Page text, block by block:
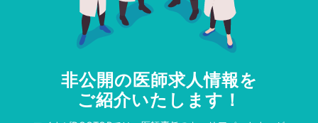
非公開の医師求人情報を
ご紹介いたします！